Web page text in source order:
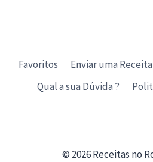
Favoritos Enviar uma Receita
Qual a sua Dúvida ?
© 2026 Receitas no